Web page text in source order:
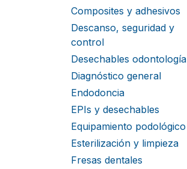
Composites y adhesivos
Descanso, seguridad y
control
Desechables odontología
Diagnóstico general
Endodoncia
EPIs y desechables
Equipamiento podológico
Esterilización y limpieza
Fresas dentales